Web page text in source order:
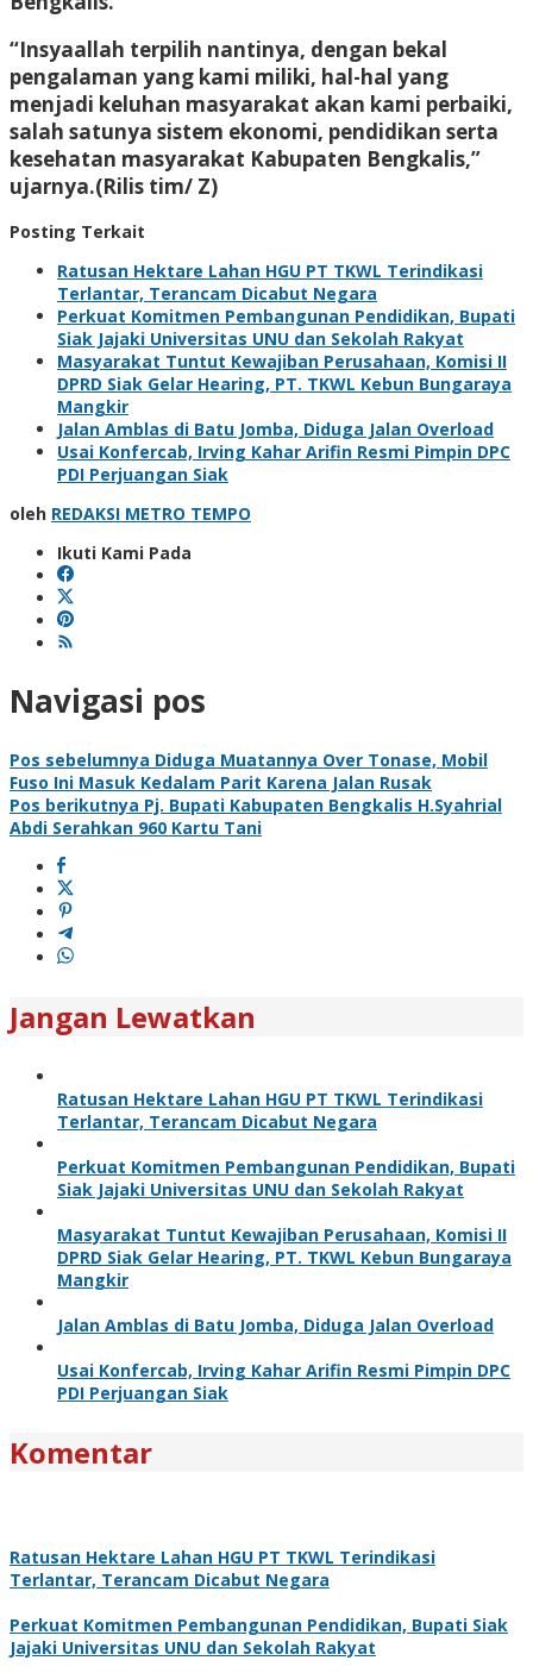
“Insyaallah terpilih nantinya, dengan bekal
pengalaman yang kami miliki, hal-hal yang
menjadi keluhan masyarakat akan kami perbaiki,
salah satunya sistem ekonomi, pendidikan serta
kesehatan masyarakat Kabupaten Bengkalis,”
ujarnya.(Rilis tim/ Z)
Posting Terkait
Ratusan Hektare Lahan HGU PT TKWL Terindikasi
Terlantar, Terancam Dicabut Negara
Perkuat Komitmen Pembangunan Pendidikan, Bupati
Siak Jajaki Universitas UNU dan Sekolah Rakyat
Masyarakat Tuntut Kewajiban Perusahaan, Komisi II
DPRD Siak Gelar Hearing, PT. TKWL Kebun Bungaraya
Mangkir
Jalan Amblas di Batu Jomba, Diduga Jalan Overload
Usai Konfercab, Irving Kahar Arifin Resmi Pimpin DPC
PDI Perjuangan Siak
oleh REDAKSI METRO TEMPO
Ikuti Kami Pada
Navigasi pos
Pos sebelumnya Diduga Muatannya Over Tonase, Mobil
Fuso Ini Masuk Kedalam Parit Karena Jalan Rusak
Pos berikutnya Pj. Bupati Kabupaten Bengkalis H.Syahrial
Abdi Serahkan 960 Kartu Tani
Jangan Lewatkan
Ratusan Hektare Lahan HGU PT TKWL Terindikasi
Terlantar, Terancam Dicabut Negara
Perkuat Komitmen Pembangunan Pendidikan, Bupati
Siak Jajaki Universitas UNU dan Sekolah Rakyat
Masyarakat Tuntut Kewajiban Perusahaan, Komisi II
DPRD Siak Gelar Hearing, PT. TKWL Kebun Bungaraya
Mangkir
Jalan Amblas di Batu Jomba, Diduga Jalan Overload
Usai Konfercab, Irving Kahar Arifin Resmi Pimpin DPC
PDI Perjuangan Siak
Komentar
Ratusan Hektare Lahan HGU PT TKWL Terindikasi
Terlantar, Terancam Dicabut Negara
Perkuat Komitmen Pembangunan Pendidikan, Bupati Siak
Jajaki Universitas UNU dan Sekolah Rakyat